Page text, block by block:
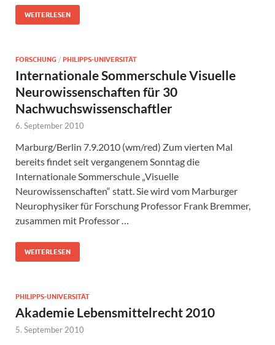
WEITERLESEN
FORSCHUNG / PHILIPPS-UNIVERSITÄT
Internationale Sommerschule Visuelle
Neurowissenschaften für 30
Nachwuchswissenschaftler
6. September 2010
Marburg/Berlin 7.9.2010 (wm/red) Zum vierten Mal
bereits findet seit vergangenem Sonntag die
Internationale Sommerschule „Visuelle
Neurowissenschaften“ statt. Sie wird vom Marburger
Neurophysiker für Forschung Professor Frank Bremmer,
zusammen mit Professor …
WEITERLESEN
PHILIPPS-UNIVERSITÄT
Akademie Lebensmittelrecht 2010
5. September 2010